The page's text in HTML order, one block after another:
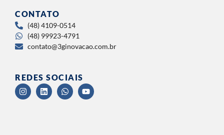
CONTATO
(48) 4109-0514
(48) 99923-4791
contato@3ginovacao.com.br
REDES SOCIAIS